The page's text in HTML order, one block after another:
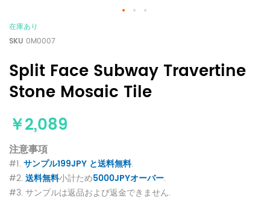
在庫あり
SKU 0M0007
Split Face Subway Travertine
Stone Mosaic Tile
￥2,089
注意事項
#1.サンプル199JPY と送料無料.
#2.送料無料小計ため5000JPYオーバー.
#3. サンプルは返品および返金できません.